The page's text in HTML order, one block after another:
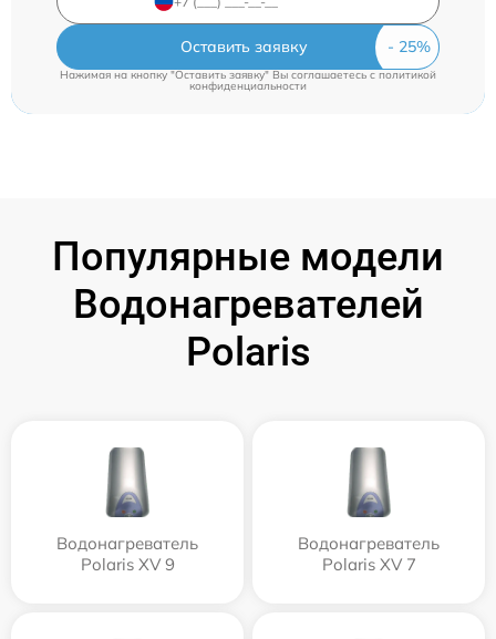
Оставить заявку
Нажимая на кнопку "Оставить заявку" Вы соглашаетесь cполитикой
конфиденциальности
Популярные модели
Водонагревателей
Polaris
Водонагреватель
Polaris XV 9
Водонагреватель
Polaris XV 7